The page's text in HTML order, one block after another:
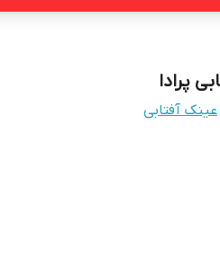
پرادا
عینک آفتابی